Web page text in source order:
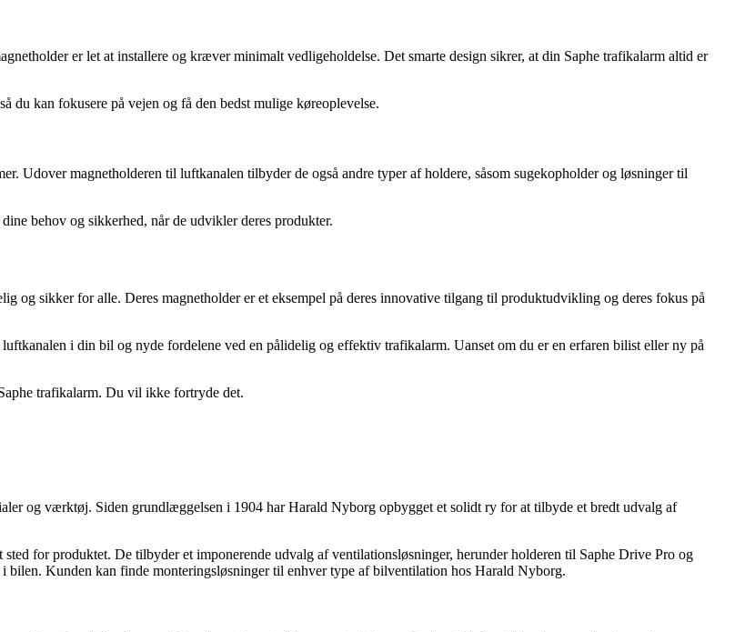
er let at installere og kræver minimalt vedligeholdelse. Det smarte design sikrer, at din Saphe trafikalarm altid er
du kan fokusere på vejen og få den bedst mulige køreoplevelse.
Udover magnetholderen til luftkanalen tilbyder de også andre typer af holdere, såsom sugekopholder og løsninger til
behov og sikkerhed, når de udvikler deres produkter.
og sikker for alle. Deres magnetholder er et eksempel på deres innovative tilgang til produktudvikling og deres fokus på
i din bil og nyde fordelene ved en pålidelig og effektiv trafikalarm. Uanset om du er en erfaren bilist eller ny på
trafikalarm. Du vil ikke fortryde det.
og værktøj. Siden grundlæggelsen i 1904 har Harald Nyborg opbygget et solidt ry for at tilbyde et bredt udvalg af
for produktet. De tilbyder et imponerende udvalg af ventilationsløsninger, herunder holderen til Saphe Drive Pro og
bilen. Kunden kan finde monteringsløsninger til enhver type af bilventilation hos Harald Nyborg.